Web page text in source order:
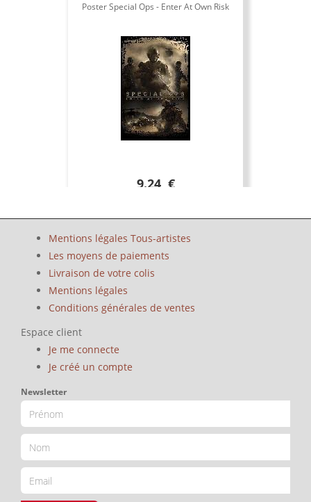
Poster Special Ops - Enter At Own Risk
9.24 €
Mentions légales Tous-artistes
Les moyens de paiements
Livraison de votre colis
Mentions légales
Conditions générales de ventes
Espace client
Je me connecte
Je créé un compte
Newsletter